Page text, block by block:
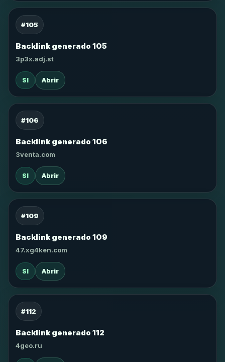
#105
Backlink generado 105
3p3x.adj.st
SI Abrir
#106
Backlink generado 106
3venta.com
SI Abrir
#109
Backlink generado 109
47.xg4ken.com
SI Abrir
#112
Backlink generado 112
4geo.ru